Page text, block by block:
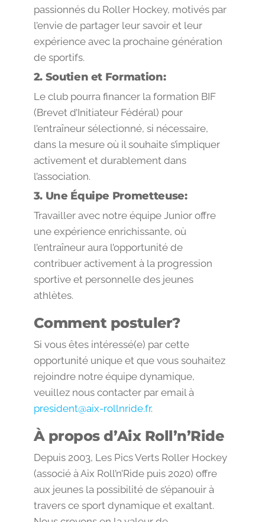
passionnés du Roller Hockey, motivés par
l’envie de partager leur savoir et leur
expérience avec la prochaine génération
de sportifs.
2. Soutien et Formation:
Le club pourra financer la formation BIF
(Brevet d’Initiateur Fédéral) pour
l’entraîneur sélectionné, si nécessaire,
dans la mesure où il souhaite s’impliquer
activement et durablement dans
l’association.
3. Une Équipe Prometteuse:
Travailler avec notre équipe Junior offre
une expérience enrichissante, où
l’entraîneur aura l’opportunité de
contribuer activement à la progression
sportive et personnelle des jeunes
athlètes.
Comment postuler?
Si vous êtes intéressé(e) par cette
opportunité unique et que vous souhaitez
rejoindre notre équipe dynamique,
veuillez nous contacter par email à
president@aix-rollnride.fr.
À propos d’Aix Roll’n’Ride
Depuis 2003, Les Pics Verts Roller Hockey
(associé à Aix Roll’n’Ride puis 2020) offre
aux jeunes la possibilité de s’épanouir à
travers ce sport dynamique et exaltant.